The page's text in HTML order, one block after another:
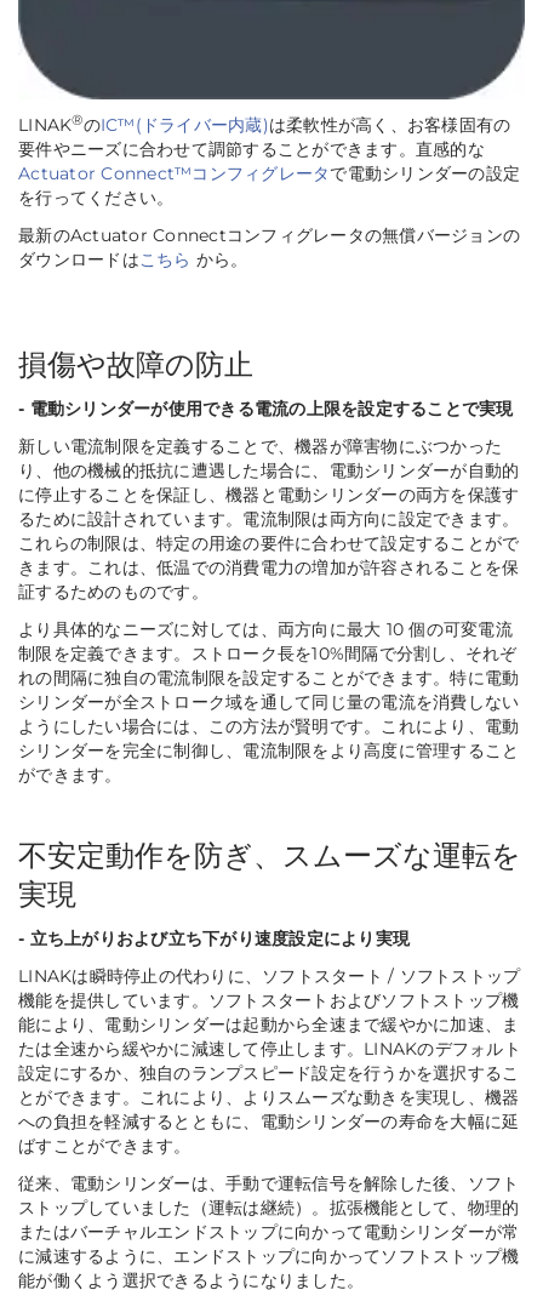
LINAK®のIC™(ドライバー内蔵)は柔軟性が高く、お客様固有の
要件やニーズに合わせて調節することができます。直感的な
Actuator Connect™コンフィグレータで電動シリンダーの設定
を行ってください。
最新のActuator Connectコンフィグレータの無償バージョンの
ダウンロードはこちら から。
損傷や故障の防止
- 電動シリンダーが使用できる電流の上限を設定することで実現
新しい電流制限を定義することで、機器が障害物にぶつかった
り、他の機械的抵抗に遭遇した場合に、電動シリンダーが自動的
に停止することを保証し、機器と電動シリンダーの両方を保護す
るために設計されています。電流制限は両方向に設定できます。
これらの制限は、特定の用途の要件に合わせて設定することがで
きます。これは、低温での消費電力の増加が許容されることを保
証するためのものです。
より具体的なニーズに対しては、両方向に最大 10 個の可変電流
制限を定義できます。ストローク長を10%間隔で分割し、それぞ
れの間隔に独自の電流制限を設定することができます。特に電動
シリンダーが全ストローク域を通して同じ量の電流を消費しない
ようにしたい場合には、この方法が賢明です。これにより、電動
シリンダーを完全に制御し、電流制限をより高度に管理すること
ができます。
不安定動作を防ぎ、スムーズな運転を
実現
- 立ち上がりおよび立ち下がり速度設定により実現
LINAKは瞬時停止の代わりに、ソフトスタート / ソフトストップ
機能を提供しています。ソフトスタートおよびソフトストップ機
能により、電動シリンダーは起動から全速まで緩やかに加速、ま
たは全速から緩やかに減速して停止します。LINAKのデフォルト
設定にするか、独自のランプスピード設定を行うかを選択するこ
とができます。これにより、よりスムーズな動きを実現し、機器
への負担を軽減するとともに、電動シリンダーの寿命を大幅に延
ばすことができます。
従来、電動シリンダーは、手動で運転信号を解除した後、ソフト
ストップしていました（運転は継続）。拡張機能として、物理的
またはバーチャルエンドストップに向かって電動シリンダーが常
に減速するように、エンドストップに向かってソフトストップ機
能が働くよう選択できるようになりました。